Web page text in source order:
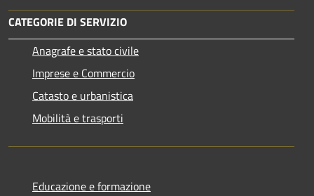
CATEGORIE DI SERVIZIO
Anagrafe e stato civile
Imprese e Commercio
Catasto e urbanistica
Mobilità e trasporti
Educazione e formazione